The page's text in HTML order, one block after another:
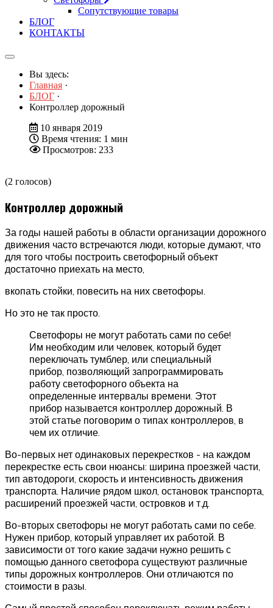
Сопутствующие товары
БЛОГ
КОНТАКТЫ
Вы здесь:
Главная ·
БЛОГ ·
Контроллер дорожный
10 января 2019
Время чтения: 1 мин
Просмотров: 233
(2 голосов)
Контроллер дорожный
За годы нашей работы в области организации дорожного
движения часто встречаются люди, которые думают, что
для того чтобы построить светофорный объект
достаточно приехать на место,
вкопать стойки, повесить на них светофоры.
Но это не так просто.
Светофоры не могут работать сами по себе!
Им необходим или человек, который будет
переключать тумблер, или специальный
прибор, позволяющий запрограммировать
работу светофорного объекта на
определенные интервалы времени. Этот
прибор называется контроллер дорожный. В
этой статье поговорим о типах контроллеров, в
чем их отличие.
Во-первых нет одинаковых перекрестков - на каждом
перекрестке есть свои нюансы: ширина проезжей части,
тип автодороги, скорость и интенсивность движения
транспорта. Наличие рядом школ, остановок транспорта,
расширений проезжей части, островков и т.д.
Во-вторых светофоры не могут работать сами по себе.
Нужен прибор, который управляет их работой. В
зависимости от того какие задачи нужно решить с
помощью данного светофора существуют различные
типы дорожных контроллеров. Они отличаются по
стоимости в разы.